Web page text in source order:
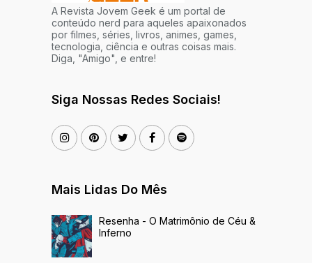
A Revista Jovem Geek é um portal de
conteúdo nerd para aqueles apaixonados
por filmes, séries, livros, animes, games,
tecnologia, ciência e outras coisas mais.
Diga, "Amigo", e entre!
Siga Nossas Redes Sociais!
Mais Lidas Do Mês
Resenha - O Matrimônio de Céu &
Inferno